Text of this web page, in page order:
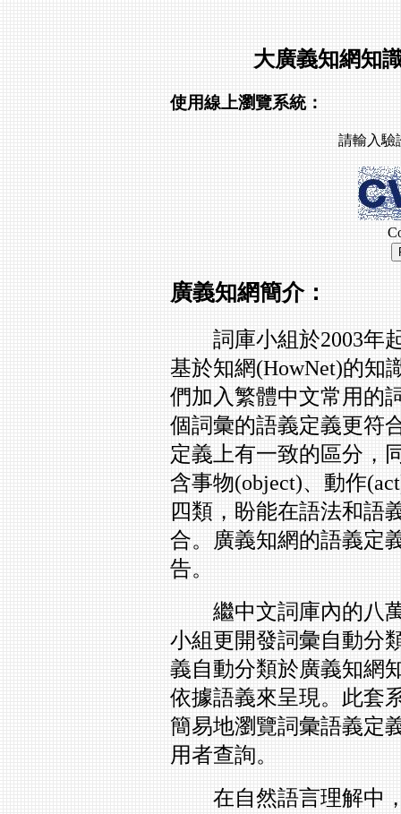
大廣義知網知
使用線上瀏覽系統：
請輸入驗
廣義知網簡介：
詞庫小組於2003年起
基於知網(HowNet)的知
們加入繁體中文常用的
個詞彙的語義定義更符
定義上有一致的區分，
含事物(object)、動作
四類，盼能在語法和語
合。廣義知網的語義定
告。
繼中文詞庫內的八萬
小組更開發詞彙自動分
義自動分類於廣義知網
依據語義來呈現。此套
簡易地瀏覽詞彙語義定
用者查詢。
在自然語言理解中，